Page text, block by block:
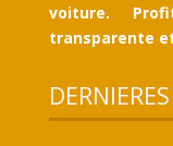
voiture.
transparente